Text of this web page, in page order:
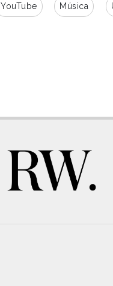
YouTube Música